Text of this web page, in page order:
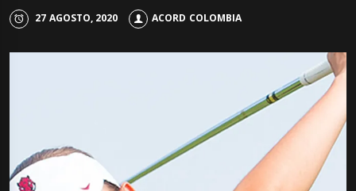
27 AGOSTO, 2020 ACORD COLOMBIA